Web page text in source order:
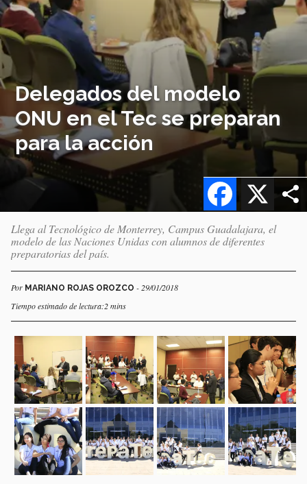
Delegados del modelo
ONU en el Tec se preparan
para la acción
X
Facebook
Llega al Tecnológico de Monterrey, Campus Guadalajara, el
modelo de las Naciones Unidas con alumnos de diferentes
preparatorias del país.
Por MARIANO ROJAS OROZCO - 29/01/2018
Tiempo estimado de lectura:2 mins